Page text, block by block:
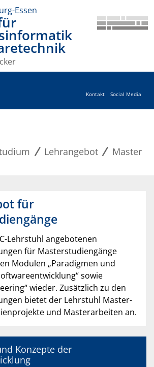
Essen
Kontakt Social Media
Lehrangebot Master
für
Lehrstuhl angebotenen
für Masterstudiengänge
Modulen „Paradigmen und
sowie
wieder. Zusätzlich zu den
bietet der Lehrstuhl Master-
und Masterarbeiten an.
Konzepte der